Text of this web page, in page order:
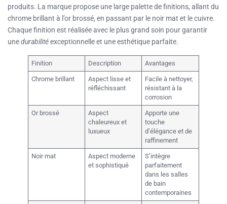
produits. La marque propose une large palette de finitions, allant du
chrome brillant à l’or brossé, en passant par le noir mat et le cuivre.
Chaque finition est réalisée avec le plus grand soin pour garantir
unedurabilitéexceptionnelle et une esthétique parfaite.
Finition Description Avantages
Chrome brillant
Aspect lisse et
réfléchissant
Facile à nettoyer,
résistant à la
corrosion
Or brossé
Aspect
chaleureux et
luxueux
Apporte une
touche
d’élégance et de
raffinement
Noir mat
Aspect moderne
et sophistiqué
S’intègre
parfaitement
dans les salles
de bain
contemporaines